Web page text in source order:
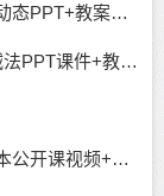
小班中班健康课件《水果变变变》认识水果动态PPT+教案（无视频）
大班中班数学《魔法城堡历险记》5以内加减法PPT课件+教案+希沃课件
大班语言领域活动《嘘，我们有个计划》绘本公开课视频+课件教案PPT